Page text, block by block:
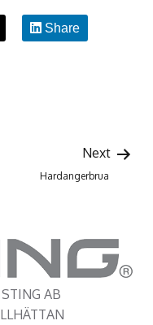
Share
Next
Hardangerbrua
AB